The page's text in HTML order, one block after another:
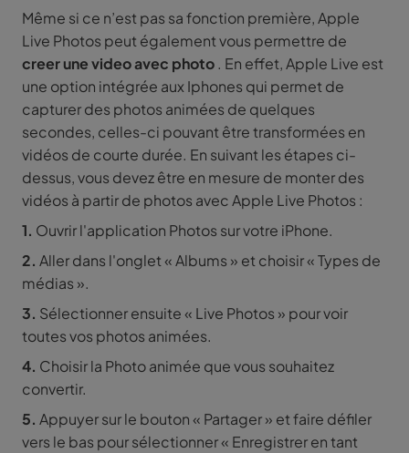
Même si ce n’est pas sa fonction première, Apple
Live Photos peut également vous permettre de
creer une video avec photo. En effet, Apple Live est
une option intégrée aux Iphones qui permet de
capturer des photos animées de quelques
secondes, celles-ci pouvant être transformées en
vidéos de courte durée. En suivant les étapes ci-
dessus, vous devez être en mesure de monter des
vidéos à partir de photos avec Apple Live Photos :
1. Ouvrir l'application Photos sur votre iPhone.
2. Aller dans l'onglet « Albums » et choisir « Types de
médias ».
3. Sélectionner ensuite « Live Photos » pour voir
toutes vos photos animées.
4. Choisir la Photo animée que vous souhaitez
convertir.
5. Appuyer sur le bouton « Partager » et faire défiler
vers le bas pour sélectionner « Enregistrer en tant